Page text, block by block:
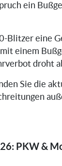
ein
Blitzer eine
einem
droht
Sie die
PKW &